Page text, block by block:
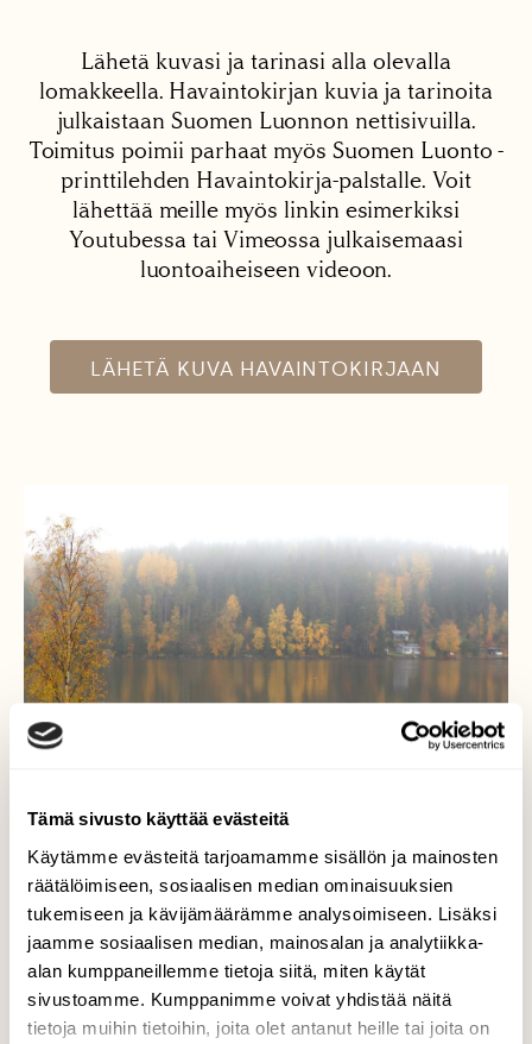
Tämä sivusto käyttää evästeitä
Käytämme evästeitä tarjoamamme sisällön ja mainosten
räätälöimiseen, sosiaalisen median ominaisuuksien
tukemiseen ja kävijämäärämme analysoimiseen. Lisäksi
jaamme sosiaalisen median, mainosalan ja analytiikka-
alan kumppaneillemme tietoja siitä, miten käytät
sivustoamme. Kumppanimme voivat yhdistää näitä
tietoja muihin tietoihin, joita olet antanut heille tai joita on
Lähetä kuvasi ja tarinasi alla olevalla
lomakkeella. Havaintokirjan kuvia ja tarinoita
julkaistaan Suomen Luonnon nettisivuilla.
Toimitus poimii parhaat myös Suomen Luonto -
printtilehden Havaintokirja-palstalle. Voit
lähettää meille myös linkin esimerkiksi
Youtubessa tai Vimeossa julkaisemaasi
luontoaiheiseen videoon.
LÄHETÄ KUVA HAVAINTOKIRJAAN
Syksyinen maisema
Tihkusadetta ja sumua, ne kuuluvat
syksyiseen säähän. Kuva Jalantijärveltä
Akaasta.